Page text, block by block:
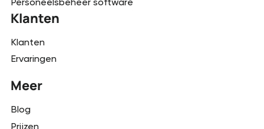
Klanten
Klanten
Ervaringen
Meer
Blog
Prijzen